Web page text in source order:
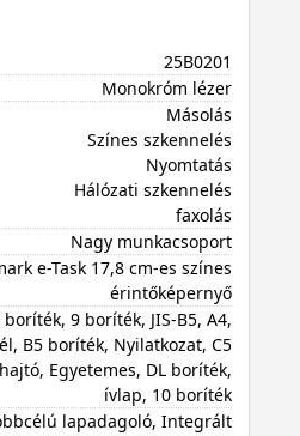
25B0201
Monokróm lézer
Másolás
Színes szkennelés
Nyomtatás
Hálózati szkennelés
faxolás
Nagy munkacsoport
e-Task 17,8 cm-es színes
érintőképernyő
9 boríték, JIS-B5, A4,
B5 boríték, Nyilatkozat, C5
Egyetemes, DL boríték,
ívlap, 10 boríték
lapadagoló, Integrált